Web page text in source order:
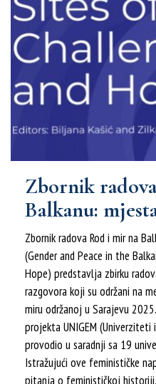
Zbornik
Balkanu:
Zbornik radova Rod i mir na
(Gender and Peace in the
Hope) predstavlja zbirku
razgovora koji su održani na
miru održanoj u Sarajevu
projekta UNIGEM
provodio u saradnji sa 19
Istražujući ove feminističke
pitanja o feminističkoj